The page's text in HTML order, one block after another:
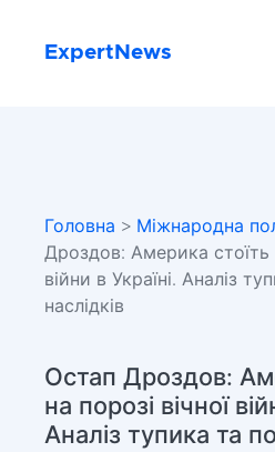
ExpertNews
Головна > Міжнародна
Дроздов: Америка стоїть
війни в Україні. Аналіз
наслідків
Остап Дроздов:
на порозі вічної
Аналіз тупика та